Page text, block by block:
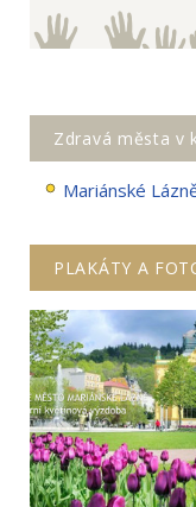
Zdravá města v
Mariánské
PLAKÁTY A